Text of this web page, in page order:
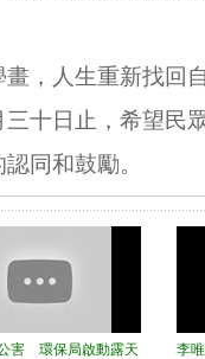
，人生重新找回
十日止，希望民
同和鼓勵。
害 環保局啟動露天
李